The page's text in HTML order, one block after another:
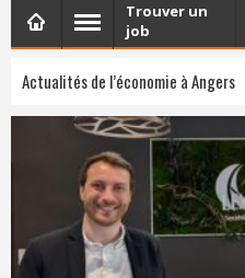
Actualités de l’économie à Angers
Trouver un
job